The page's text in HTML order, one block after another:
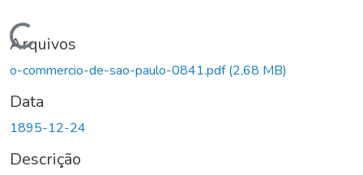
Carregando...
Arquivos
o-commercio-de-sao-paulo-0841.pdf(2,68 MB)
Data
1895-12-24
Descrição